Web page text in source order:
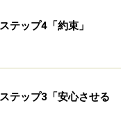
ップ4「約束」
テップ3「安心させる